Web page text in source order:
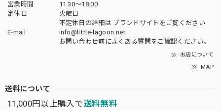
営業時間
11:30～18:00
定休日
火曜日
不定休日の詳細は ブランドサイト をご覧ください
E-mail
info@little-lagoon.net
お問い合わせ前によくある質問をご確認ください。
お店について
MAP
送料について
11,000円以上購入で送料無料